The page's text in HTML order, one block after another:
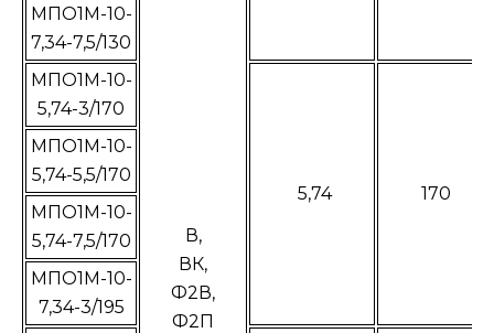
В,
ВК,
Ф2В,
Ф2П
МПО1М-10-
7,34-7,5/130
МПО1М-10-
5,74-3/170
5,74 170
МПО1М-10-
5,74-5,5/170
МПО1М-10-
5,74-7,5/170
МПО1М-10-
7,34-3/195